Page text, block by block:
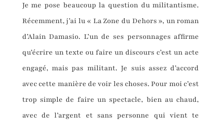
Je me pose beaucoup la question du militantisme.
Récemment, j’ai lu « La Zone du Dehors », un roman
d’Alain Damasio. L’un de ses personnages affirme
qu’écrire un texte ou faire un discours c’est un acte
engagé, mais pas militant. Je suis assez d’accord
avec cette manière de voir les choses. Pour moi c’est
trop simple de faire un spectacle, bien au chaud,
avec de l’argent et sans personne qui vient te